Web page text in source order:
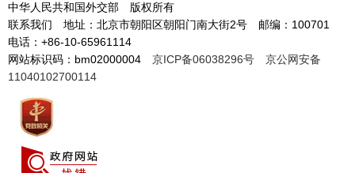
中华人民共和国外交部 版权所有
联系我们 地址：北京市朝阳区朝阳门南大街2号 邮编：100701
电话：+86-10-65961114
网站标识码：bm02000004 京ICP备06038296号
京公网安备
11040102700114